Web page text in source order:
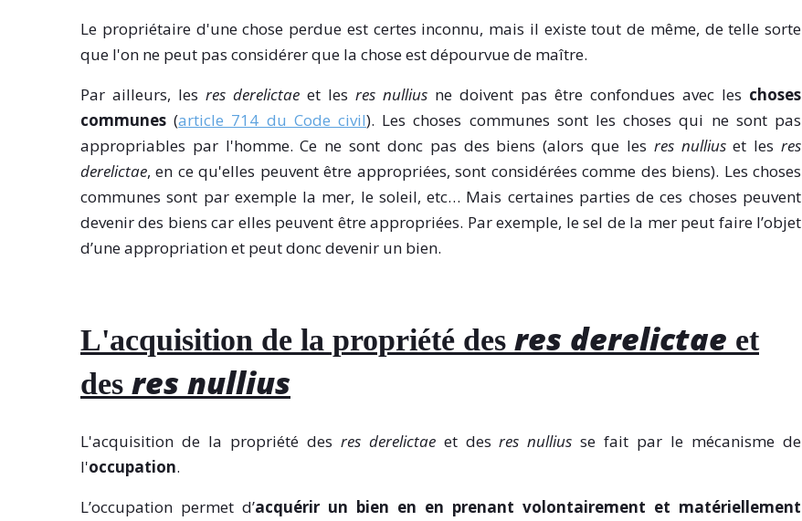
Le propriétaire d'une chose perdue est certes inconnu, mais il existe tout de même, de telle sorte
que l'on ne peut pas considérer que la chose est dépourvue de maître.
Par ailleurs, les res derelictae et les res nullius ne doivent pas être confondues avec les choses
communes (article 714 du Code civil). Les choses communes sont les choses qui ne sont pas
appropriables par l'homme. Ce ne sont donc pas des biens (alors que les res nulliuset lesres
derelictae, en ce qu'elles peuvent être appropriées, sont considérées comme des biens). Les choses
communes sont par exemple la mer, le soleil, etc… Mais certaines parties de ces choses peuvent
devenir des biens car elles peuvent être appropriées. Par exemple, le sel de la mer peut faire l’objet
d’une appropriation et peut donc devenir un bien.
L'acquisition de la propriété des res derelictae et
des res nullius
L'acquisition de la propriété des res derelictaeet desres nullius se fait par le mécanisme de
l'occupation.
L’occupation permet d’acquérir un bien en en prenant volontairement et matériellement